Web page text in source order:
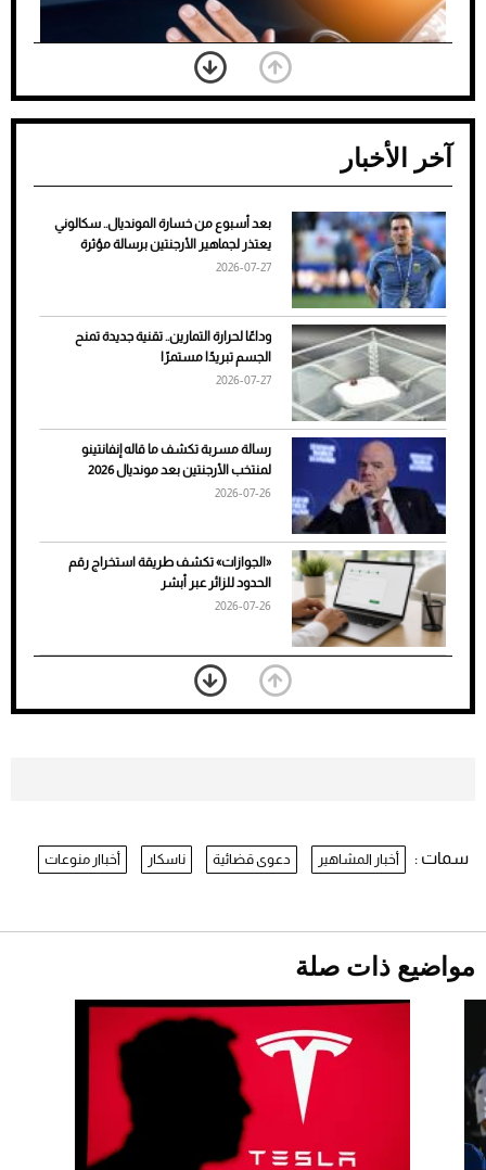
ضعف تبريد مكيف السيارة عند الوقوف.. أشهر
الأسباب والحلول
7 نصائح لاختيار لون البنطلون المناسب للقميص
الأسود
آخر الأخبار
بعد أسبوع من خسارة المونديال.. سكالوني
يعتذر لجماهير الأرجنتين برسالة مؤثرة
2026-07-27
وداعًا لحرارة التمارين.. تقنية جديدة تمنح
الجسم تبريدًا مستمرًا
2026-07-27
رسالة مسربة تكشف ما قاله إنفانتينو
لمنتخب الأرجنتين بعد مونديال 2026
2026-07-26
«الجوازات» تكشف طريقة استخراج رقم
الحدود للزائر عبر أبشر
2026-07-26
بعد 7 أشهر من تعرضه لحادث مروع.. جوشوا
يفوز على برينغا بـ"الضربة القاضية" (فيديو)
Comeback" في جدة (فيديو)
2026-07-25
"بوجاتي ميسترال" الاستثنائية للبيع في مزاد
مونتيري
سمات : أخبار المشاهير دعوى قضائية ناسكار أخباار منوعات
مواضيع ذات صلة